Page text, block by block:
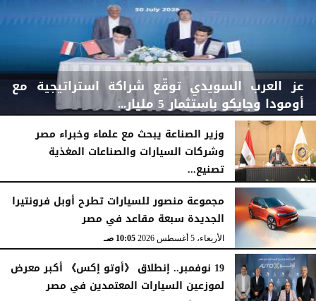
عز العرب السويدي توقّع شراكة استراتيجية مع
أومودا وجايكو باستثمار 5 مليار...
الأربعاء، 5 أغسطس 2026 04:47 مـ
وزير الصناعة يبحث مع علماء وخبراء مصر
وشركات السيارات والصناعات المغذية
تصنيع...
الأربعاء، 5 أغسطس 2026
مجموعة منصور للسيارات تطرح أوبل فرونتيرا
الجديدة سبعة مقاعد في مصر
الأربعاء، 5 أغسطس 2026 10:05 صـ
19 نوفمبر.. إنطلاق 《أوتو إكس》 أكبر معرض
لموزعين السيارات المعتمدين في مصر